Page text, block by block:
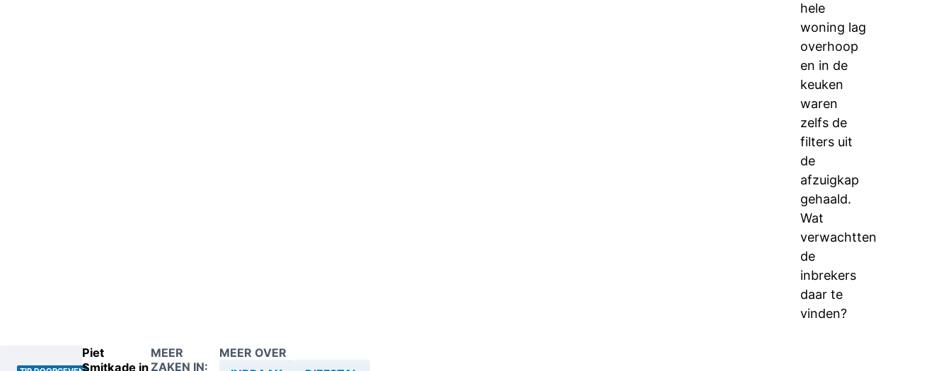
hele
woning lag
overhoop
en in de
keuken
waren
zelfs de
filters uit
de
afzuigkap
gehaald.
Wat
verwachtten
de
inbrekers
daar te
vinden?
Piet
Smitkade in
MEER
ZAKEN IN:
MEER OVER